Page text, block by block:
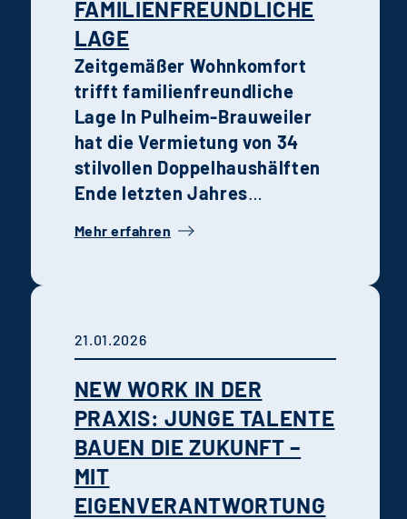
AMILIENFREUNDLICHE L
AGE
Zeitgemäßer Wohnkomfort
trifft familienfreundliche
Lage In Pulheim-Brauweiler
hat die Vermietung von 34
stilvollen Doppelhaushälften
Ende letzten Jahres
aus moderner Architektur,
Wohnort für Familien und
und entspannt wohnen.
Mehr erfahren
21.01.2026
NEW WORK IN DER
PRAXIS: JUNGE TALENTE
BAUEN DIE ZUKUNFT –
MIT
EIGENVERANTWORTUNG